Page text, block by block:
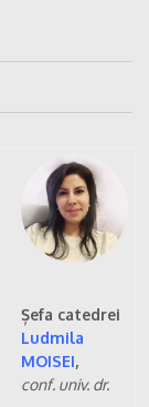
Șefa catedrei
Ludmila
MOISEI,
conf. univ. dr.